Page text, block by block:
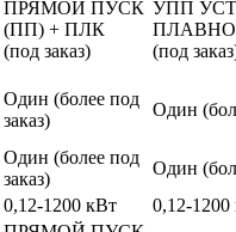
ПРЯМОЙ ПУСК
(ПП) + ПЛК
(под заказ)
УПП
(под
Один (более под
заказ)
Один
Один (более под
заказ)
Один
0,12-1200 кВт 0,12-1200